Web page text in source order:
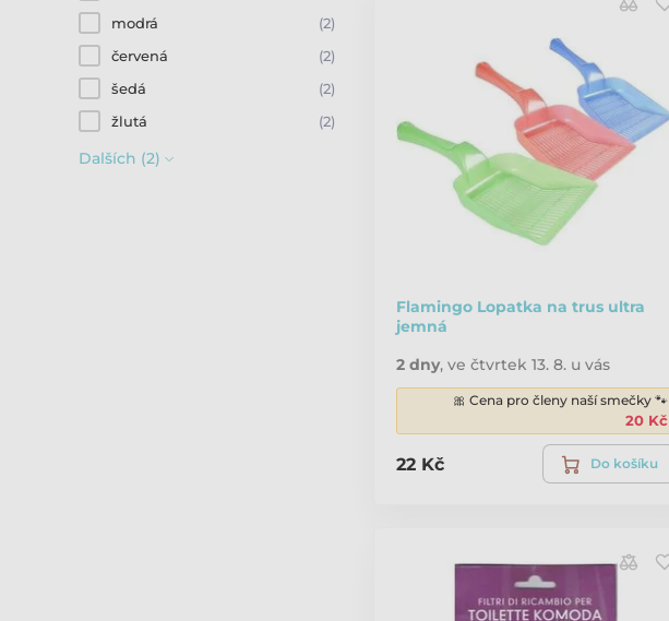
modrá
(2)
červená
(2)
šedá
(2)
žlutá
(2)
Dalších (2)
Flamingo Lopatka na trus ultra
jemná
2 dny, ve čtvrtek 13. 8. u vás
🎀 Cena pro členy naší smečky 🐾
20 Kč
22 Kč Do košíku